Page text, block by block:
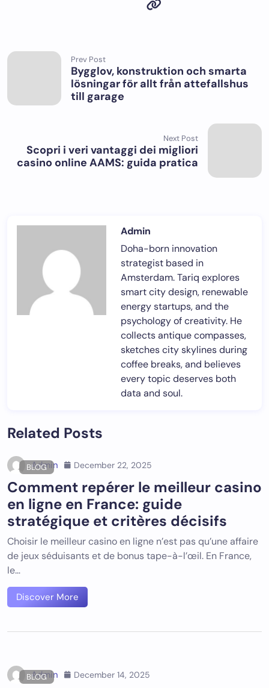
Prev Post
Bygglov, konstruktion och smarta
lösningar för allt från attefallshus
till garage
Next Post
Scopri i veri vantaggi dei migliori
casino online AAMS: guida pratica
Admin
Doha-born innovation
strategist based in
Amsterdam. Tariq explores
smart city design, renewable
energy startups, and the
psychology of creativity. He
collects antique compasses,
sketches city skylines during
coffee breaks, and believes
every topic deserves both
data and soul.
Related Posts
BLOG
Admin December 22, 2025
Comment repérer le meilleur casino
en ligne en France: guide
stratégique et critères décisifs
Choisir le meilleur casino en ligne n’est pas qu’une affaire
de jeux séduisants et de bonus tape-à-l’œil. En France,
le…
Discover More
BLOG
Admin December 14, 2025